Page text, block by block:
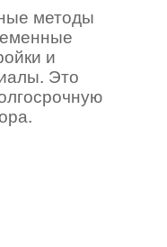
методы
и
Это